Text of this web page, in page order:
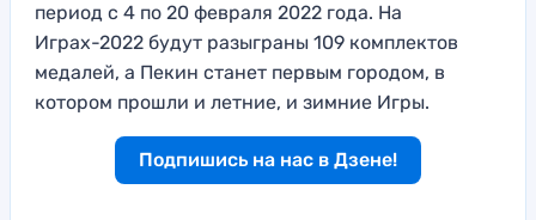
период с 4 по 20 февраля 2022 года. На
Играх-2022 будут разыграны 109 комплектов
медалей, а Пекин станет первым городом, в
котором прошли и летние, и зимние Игры.
Подпишись на нас в Дзене!